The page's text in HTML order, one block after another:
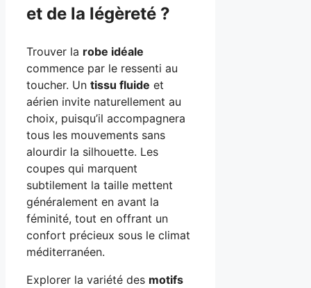
et de la légèreté ?
Trouver la robe idéale
commence par le ressenti au
toucher. Un tissu fluide et
aérien invite naturellement au
choix, puisqu’il accompagnera
tous les mouvements sans
alourdir la silhouette. Les
coupes qui marquent
subtilement la taille mettent
généralement en avant la
féminité, tout en offrant un
confort précieux sous le climat
méditerranéen.
Explorer la variété des motifs